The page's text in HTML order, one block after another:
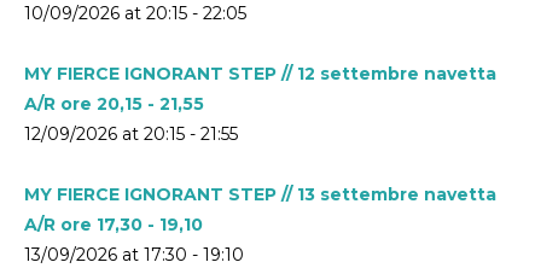
10/09/2026 at 20:15 - 22:05
MY FIERCE IGNORANT STEP // 12 settembre navetta
A/R ore 20,15 - 21,55
12/09/2026 at 20:15 - 21:55
MY FIERCE IGNORANT STEP // 13 settembre navetta
A/R ore 17,30 - 19,10
13/09/2026 at 17:30 - 19:10